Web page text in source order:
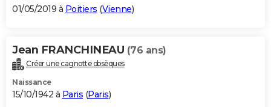
01/05/2019 à Poitiers (Vienne)
Jean FRANCHINEAU (76 ans)
Créer une cagnotte obsèques
Naissance
15/10/1942 à Paris (Paris)